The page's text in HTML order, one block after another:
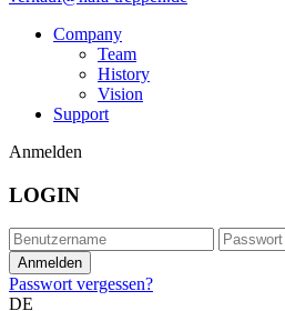
Company
Team
History
Vision
Support
Anmelden
LOGIN
Passwort vergessen?
DE